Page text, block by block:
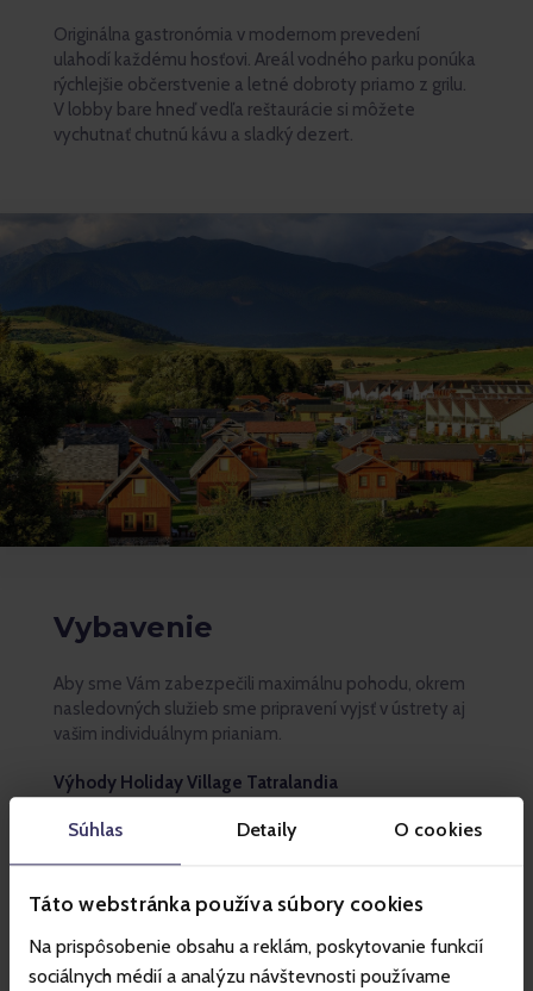
Súhlas Detaily O cookies
Táto webstránka používa súbory cookies
Na prispôsobenie obsahu a reklám, poskytovanie funkcií
sociálnych médií a analýzu návštevnosti používame
Originálna gastronómia v modernom prevedení
ulahodí každému hosťovi. Areál vodného parku ponúka
rýchlejšie občerstvenie a letné dobroty priamo z grilu.
V lobby bare hneď vedľa reštaurácie si môžete
vychutnať chutnú kávu a sladký dezert.
Vybavenie
Aby sme Vám zabezpečili maximálnu pohodu, okrem
nasledovných služieb sme pripravení vyjsť v ústrety aj
vašim individuálnym prianiam.
Výhody Holiday Village Tatralandia
požičovňa športových potrieb na recepcii
požičovňa spoločenských hier na recepcii
bowling
tenisový kurt, športoviská a ihriská
ohniská a grily